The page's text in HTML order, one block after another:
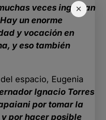
×
veces ingresan
un enorme
y vocación en
y eso también
espacio, Eugenia
Ignacio Torres
por tomar la
por hacer posible